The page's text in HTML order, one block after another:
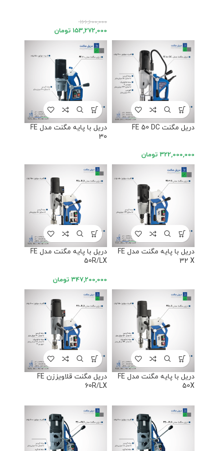
166,600,000
153,272,000 تومان
دریل مگنت FE 50 DC
322,000,000 تومان
دریل با پایه مگنت مدل FE
30
دریل با پایه مگنت مدل FE
32 X
دریل با پایه مگنت مدل FE
50R/LX
347,200,000 تومان
دریل با پایه مگنت مدل FE
50X
دریل مگنت قلاویززن FE
60R/LX